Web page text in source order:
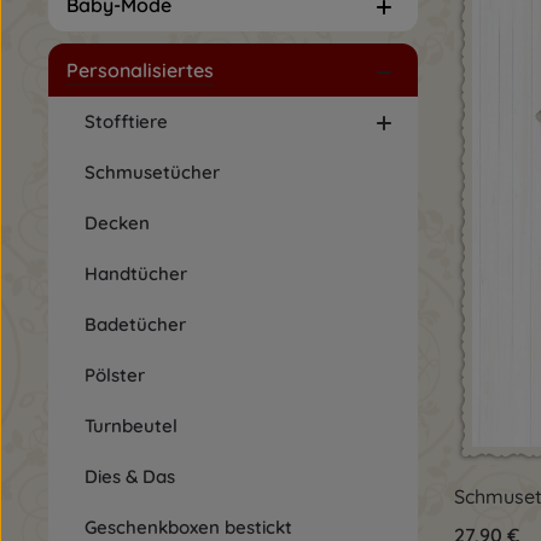
Baby-Mode
Personalisiertes
Stofftiere
Schmusetücher
Decken
Handtücher
Badetücher
Pölster
Turnbeutel
Dies & Das
Geschenkboxen bestickt Regulärer
27,90 €